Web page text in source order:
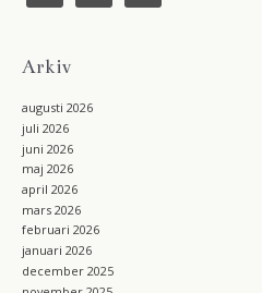
c
o
s
a
m
s
Arkiv
augusti 2026
juli 2026
juni 2026
maj 2026
april 2026
mars 2026
februari 2026
januari 2026
december 2025